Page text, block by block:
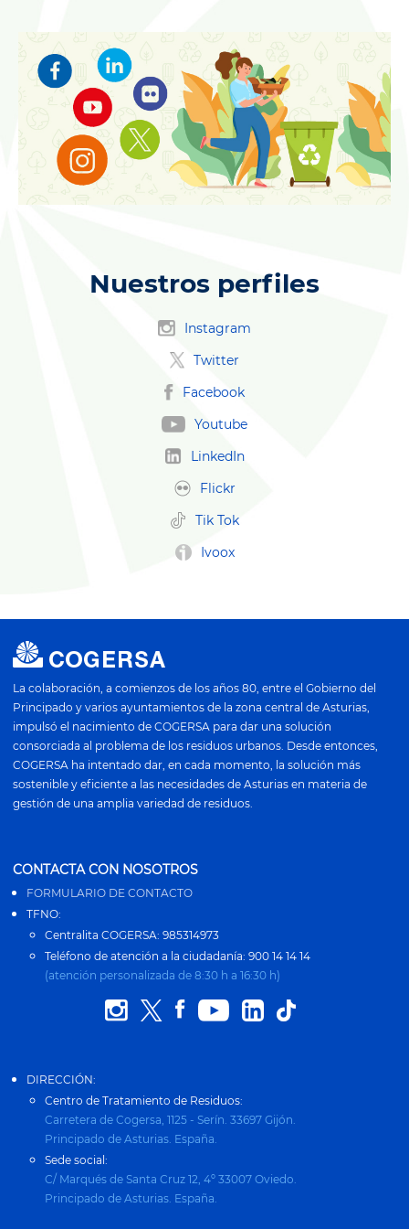
Nuestros perfiles
Instagram
Twitter
Facebook
Youtube
LinkedIn
Flickr
Tik Tok
Ivoox
La colaboración, a comienzos de los años 80, entre el Gobierno del
Principado y varios ayuntamientos de la zona central de Asturias,
impulsó el nacimiento de COGERSA para dar una solución
consorciada al problema de los residuos urbanos. Desde entonces,
COGERSA ha intentado dar, en cada momento, la solución más
sostenible y eficiente a las necesidades de Asturias en materia de
gestión de una amplia variedad de residuos.
CONTACTA CON NOSOTROS
FORMULARIO DE CONTACTO
TFNO:
Centralita COGERSA: 985314973
Teléfono de atención a la ciudadanía: 900 14 14 14
(atención personalizada de 8:30 h a 16:30 h)
DIRECCIÓN:
Centro de Tratamiento de Residuos:
Carretera de Cogersa, 1125 - Serín. 33697 Gijón.
Principado de Asturias. España.
Sede social:
C/ Marqués de Santa Cruz 12, 4º 33007 Oviedo.
Principado de Asturias. España.